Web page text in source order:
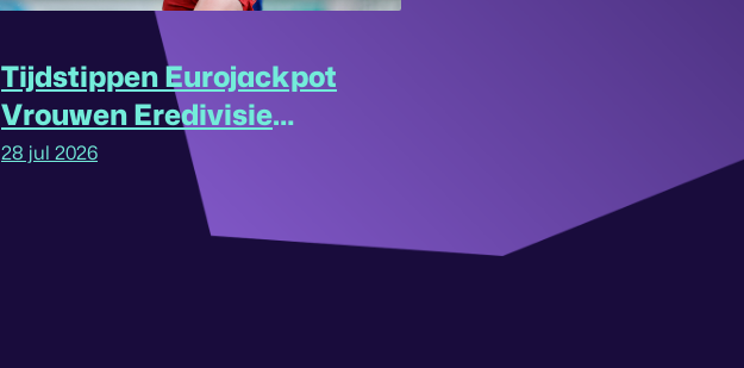
Tijdstippen Eurojackpot
Vrouwen Eredivisie
omgedraaid
28 jul 2026